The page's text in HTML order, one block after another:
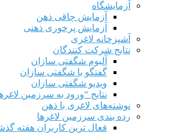
آزمایشگاه
آزمایش چاقی ذهن
آزمایش پرخوری ذهنی
آشپزخانه لاغری
نتایج شرکت کنندگان
آلبوم شگفتی سازان
گفتگو با شگفتی سازان
ویدیو شگفتی سازان
نتایج “ورود به سرزمین
نوشته‌های لاغری با ذهن
رده بندی سرزمین لاغرها
فعال ترین کاربران هفته